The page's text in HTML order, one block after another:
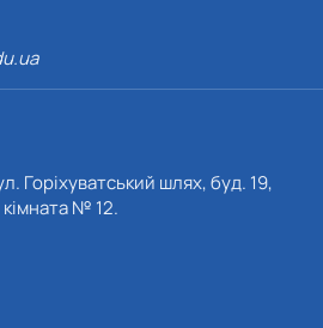
Горіхуватський шлях, буд. 19,
№ 12.